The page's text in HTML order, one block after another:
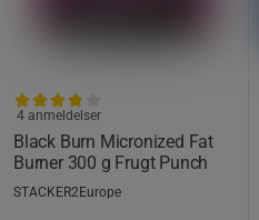
Black Burn Micronized Fat
Burner 300 g Frugt Punch
4 anmeldelser
STACKER2Europe